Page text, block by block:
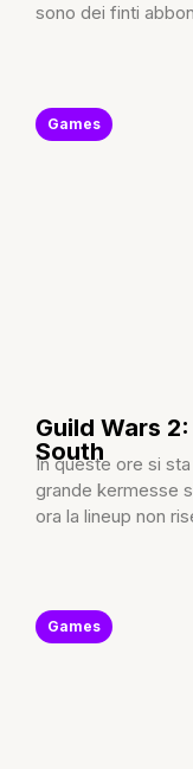
sono dei finti
Games
Guild Wars
South
In queste ore si sta
grande kermesse
ora la lineup non
Games